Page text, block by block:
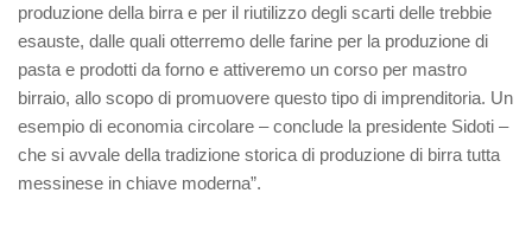
produzione della birra e per il riutilizzo degli scarti delle trebbie
esauste, dalle quali otterremo delle farine per la produzione di
pasta e prodotti da forno e attiveremo un corso per mastro
birraio, allo scopo di promuovere questo tipo di imprenditoria. Un
esempio di economia circolare – conclude la presidente Sidoti –
che si avvale della tradizione storica di produzione di birra tutta
messinese in chiave moderna”.